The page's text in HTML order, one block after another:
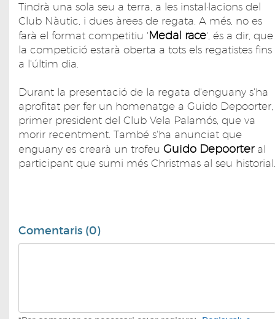
Tindrà una sola seu a terra, a les instal·lacions del
Club Nàutic, i dues àrees de regata. A més, no es
farà el format competitiu 'Medal race', és a dir, que
la competició estarà oberta a tots els regatistes fins
a l'últim dia.
Durant la presentació de la regata d'enguany s'ha
aprofitat per fer un homenatge a Guido Depoorter,
primer president del Club Vela Palamós, que va
morir recentment. També s'ha anunciat que
enguany es crearà un trofeu Guido Depoorter al
participant que sumi més Christmas al seu historial.
Comentaris (0)